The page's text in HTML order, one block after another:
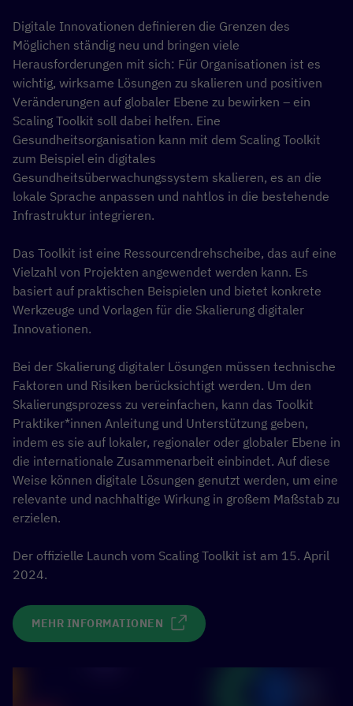
Digitale Innovationen definieren die Grenzen des
Möglichen ständig neu und bringen viele
Herausforderungen mit sich: Für Organisationen ist es
wichtig, wirksame Lösungen zu skalieren und positiven
Veränderungen auf globaler Ebene zu bewirken – ein
Scaling Toolkit soll dabei helfen. Eine
Gesundheitsorganisation kann mit dem Scaling Toolkit
zum Beispiel ein digitales
Gesundheitsüberwachungssystem skalieren, es an die
lokale Sprache anpassen und nahtlos in die bestehende
Infrastruktur integrieren.
Das Toolkit ist eine Ressourcendrehscheibe, das auf eine
Vielzahl von Projekten angewendet werden kann. Es
basiert auf praktischen Beispielen und bietet konkrete
Werkzeuge und Vorlagen für die Skalierung digitaler
Innovationen.
Bei der Skalierung digitaler Lösungen müssen technische
Faktoren und Risiken berücksichtigt werden. Um den
Skalierungsprozess zu vereinfachen, kann das Toolkit
Praktiker*innen Anleitung und Unterstützung geben,
indem es sie auf lokaler, regionaler oder globaler Ebene in
die internationale Zusammenarbeit einbindet. Auf diese
Weise können digitale Lösungen genutzt werden, um eine
relevante und nachhaltige Wirkung in großem Maßstab zu
erzielen.
Der offizielle Launch vom Scaling Toolkit ist am 15. April
2024.
MEHR INFORMATIONEN